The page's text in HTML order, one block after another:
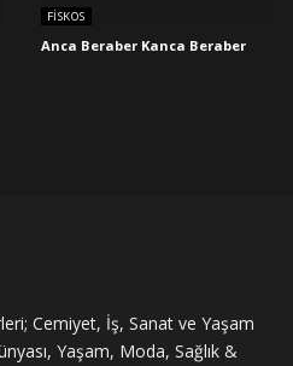
FISKOS
Anca Beraber Kanca Beraber
Cemiyet, İş, Sanat ve Yaşam
Yaşam, Moda, Sağlık &